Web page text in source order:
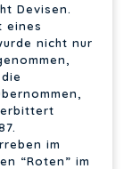
Devisen.
eines
nicht nur
erbittert
im
“Roten” im